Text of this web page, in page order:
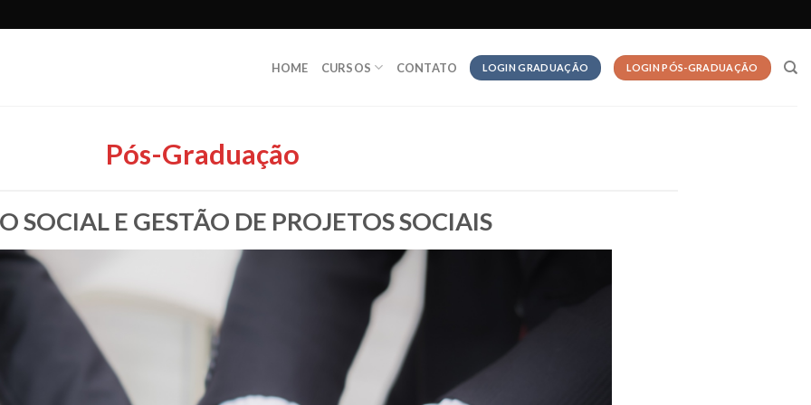
HOME CURSOS CONTATO LOGIN GRADUAÇÃO LOGIN PÓS-GRADUAÇÃO
Pós-Graduação
SOCIAL E GESTÃO DE PROJETOS SOCIAIS